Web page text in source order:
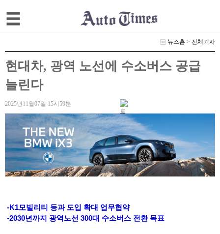
뉴스홈 > 전체기사
현대차, 광역 노선에 수소버스 공급
늘린다
2025년11월07일 15시59분
-K1모빌리티 등과 도입 확대 업무협약
-2030년까지 광역노선 300대 수소버스 전환 목표